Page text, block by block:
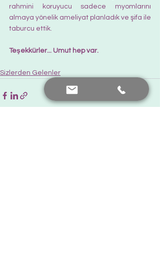
rahmini koruyucu sadece myomlarını
almaya yönelik ameliyat planladık ve şifa ile
taburcu ettik.
Teşekkürler... Umut hep var.
Sizlerden Gelenler